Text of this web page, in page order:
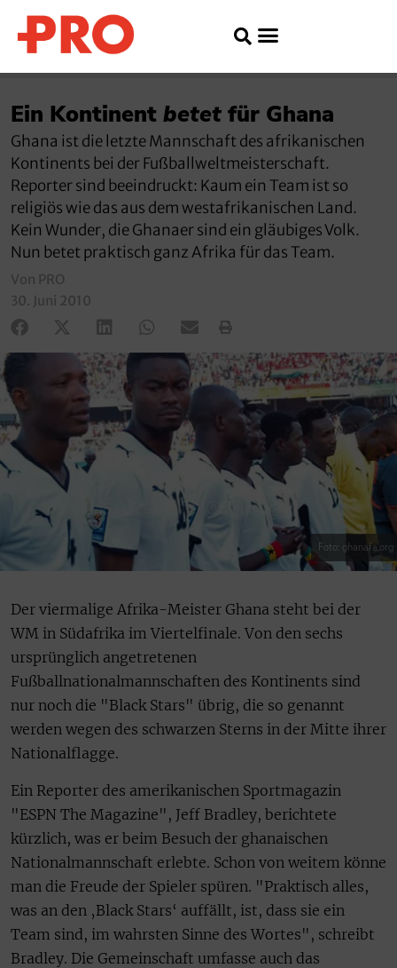
Ein Kontinent betet für Ghana
Ghana ist die letzte Mannschaft des afrikanischen
Kontinents bei der Fußballweltmeisterschaft.
Reporter sind beeindruckt: Kaum ein Team ist so
religiös wie das aus dem westafrikanischen Land.
Kein Wunder, die Ghanaer sind ein gläubiges Volk.
Nun betet praktisch ganz Afrika für das Team.
Von PRO
30. Juni 2010
Foto: ghanafa.org
Der viermalige Afrika-Meister Ghana steht bei der
WM in Südafrika im Viertelfinale. Von den sechs
ursprünglich angetretenen
Fußballnationalmannschaften des Kontinents sind
nur noch die "Black Stars" übrig, die so genannt
werden wegen des schwarzen Sterns in der Mitte ihrer
Nationalflagge.
Ein Reporter des amerikanischen Sportmagazin
"ESPN The Magazine", Jeff Bradley, berichtete
kürzlich, was er beim Besuch der ghanaischen
Nationalmannschaft erlebte. Schon von weitem könne
man die Freude der Spieler spüren. "Praktisch alles,
was an den ‚Black Stars‘ auffällt, ist, dass sie ein
Team sind, im wahrsten Sinne des Wortes", schreibt
Bradley. Die Gemeinschaft umfasse auch das